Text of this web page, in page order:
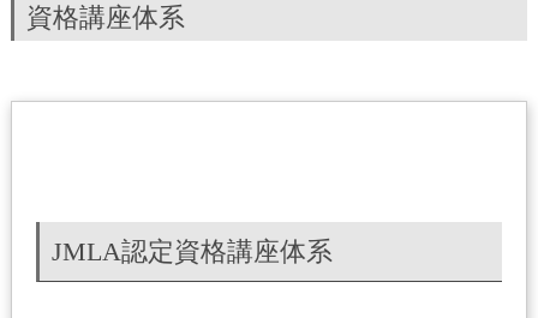
資格講座体系
JMLA認定資格講座体系